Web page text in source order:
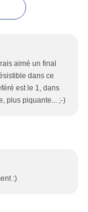
aimé un final
dans ce
est le 1, dans
plus piquante... ;-)
:)